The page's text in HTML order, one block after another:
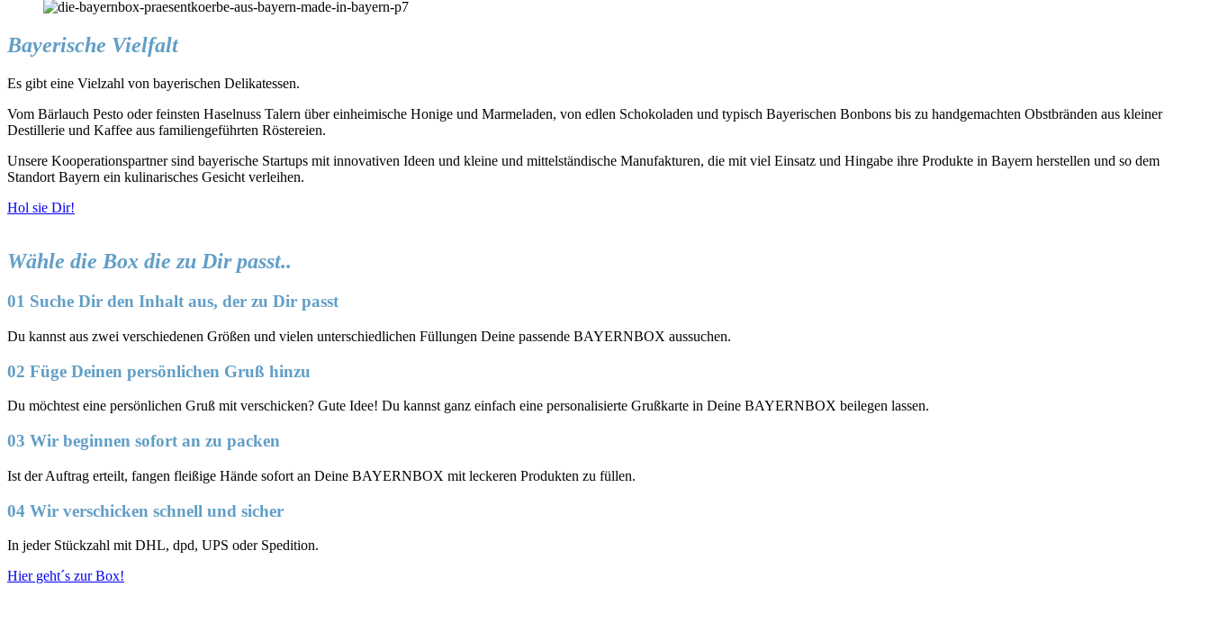
Bayerische Vielfalt
Es gibt eine Vielzahl von bayerischen Delikatessen.
Vom Bärlauch Pesto oder feinsten Haselnuss Talern über einheimische Honige und Marmeladen, von edlen Schokoladen und typisch Bayerischen Bonbons bis zu handgemachten Obstbränden aus kleiner
Destillerie und Kaffee aus familiengeführten Röstereien.
Unsere Kooperationspartner sind bayerische Startups mit innovativen Ideen und kleine und mittelständische Manufakturen, die mit viel Einsatz und Hingabe ihre Produkte in Bayern herstellen und so dem
Standort Bayern ein kulinarisches Gesicht verleihen.
Hol sie Dir!
Wähle die Box die zu Dir passt..
01 Suche Dir den Inhalt aus, der zu Dir passt
Du kannst aus zwei verschiedenen Größen und vielen unterschiedlichen Füllungen Deine passende BAYERNBOX aussuchen.
02 Füge Deinen persönlichen Gruß hinzu
Du möchtest eine persönlichen Gruß mit verschicken? Gute Idee! Du kannst ganz einfach eine personalisierte Grußkarte in Deine BAYERNBOX beilegen lassen.
03 Wir beginnen sofort an zu packen
Ist der Auftrag erteilt, fangen fleißige Hände sofort an Deine BAYERNBOX mit leckeren Produkten zu füllen.
04 Wir verschicken schnell und sicher
In jeder Stückzahl mit DHL, dpd, UPS oder Spedition.
Hier geht´s zur Box!